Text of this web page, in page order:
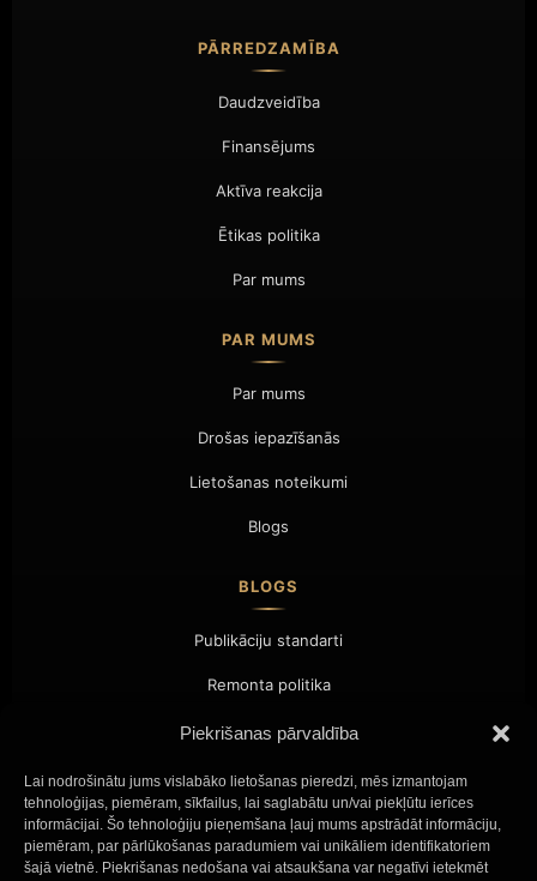
Piekrišanas pārvaldība
Lai nodrošinātu jums vislabāko lietošanas pieredzi, mēs izmantojam
tehnoloģijas, piemēram, sīkfailus, lai saglabātu un/vai piekļūtu ierīces
informācijai. Šo tehnoloģiju pieņemšana ļauj mums apstrādāt informāciju,
piemēram, par pārlūkošanas paradumiem vai unikāliem identifikatoriem
šajā vietnē. Piekrišanas nedošana vai atsaukšana var negatīvi ietekmēt
PĀRREDZAMĪBA
Daudzveidība
Finansējums
Aktīva reakcija
Ētikas politika
Par mums
PAR MUMS
Par mums
Drošas iepazīšanās
Lietošanas noteikumi
Blogs
BLOGS
Publikāciju standarti
Remonta politika
Sadarbība
Sazinieties ar
SAZINIETIES AR